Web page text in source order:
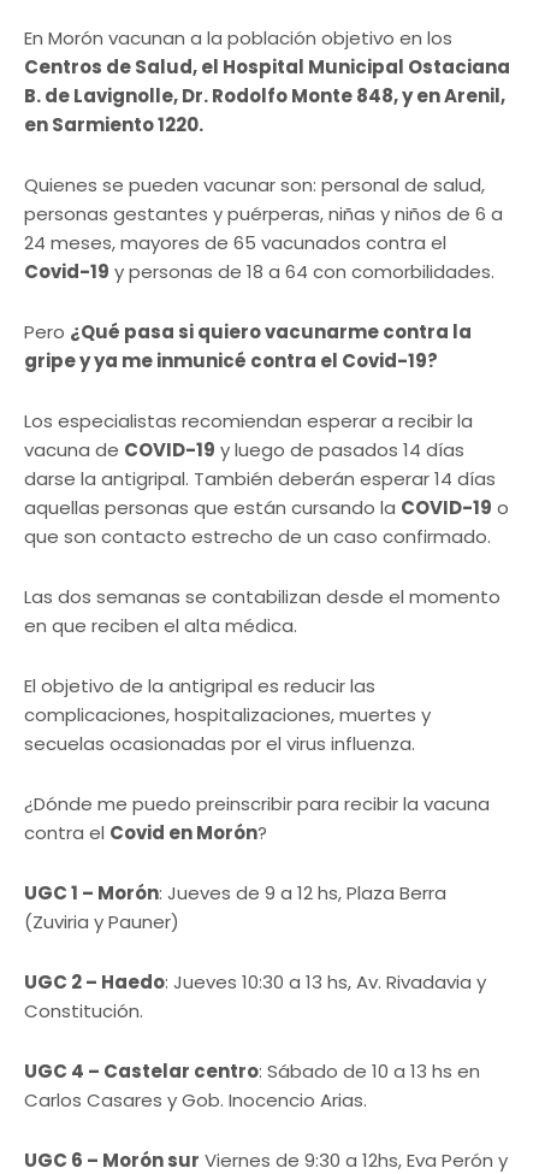
En Morón vacunan a la población objetivo en los
Centros de Salud, el Hospital Municipal Ostaciana
B. de Lavignolle, Dr. Rodolfo Monte 848, y en Arenil,
en Sarmiento 1220.
Quienes se pueden vacunar son: personal de salud,
personas gestantes y puérperas, niñas y niños de 6 a
24 meses, mayores de 65 vacunados contra el
Covid-19 y personas de 18 a 64 con comorbilidades.
Pero ¿Qué pasa si quiero vacunarme contra la
gripe y ya me inmunicé contra el Covid-19?
Los especialistas recomiendan esperar a recibir la
vacuna de COVID-19 y luego de pasados 14 días
darse la antigripal. También deberán esperar 14 días
aquellas personas que están cursando la COVID-19 o
que son contacto estrecho de un caso confirmado.
Las dos semanas se contabilizan desde el momento
en que reciben el alta médica.
El objetivo de la antigripal es reducir las
complicaciones, hospitalizaciones, muertes y
secuelas ocasionadas por el virus influenza.
¿Dónde me puedo preinscribir para recibir la vacuna
contra el Covid en Morón?
UGC 1 – Morón: Jueves de 9 a 12 hs, Plaza Berra
(Zuviria y Pauner)
UGC 2 – Haedo: Jueves 10:30 a 13 hs, Av. Rivadavia y
Constitución.
UGC 4 – Castelar centro: Sábado de 10 a 13 hs en
Carlos Casares y Gob. Inocencio Arias.
UGC 6 – Morón sur Viernes de 9:30 a 12hs, Eva Perón y